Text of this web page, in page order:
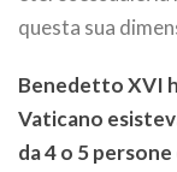
questa sua
Benedetto XVI
Vaticano
da 4 o 5